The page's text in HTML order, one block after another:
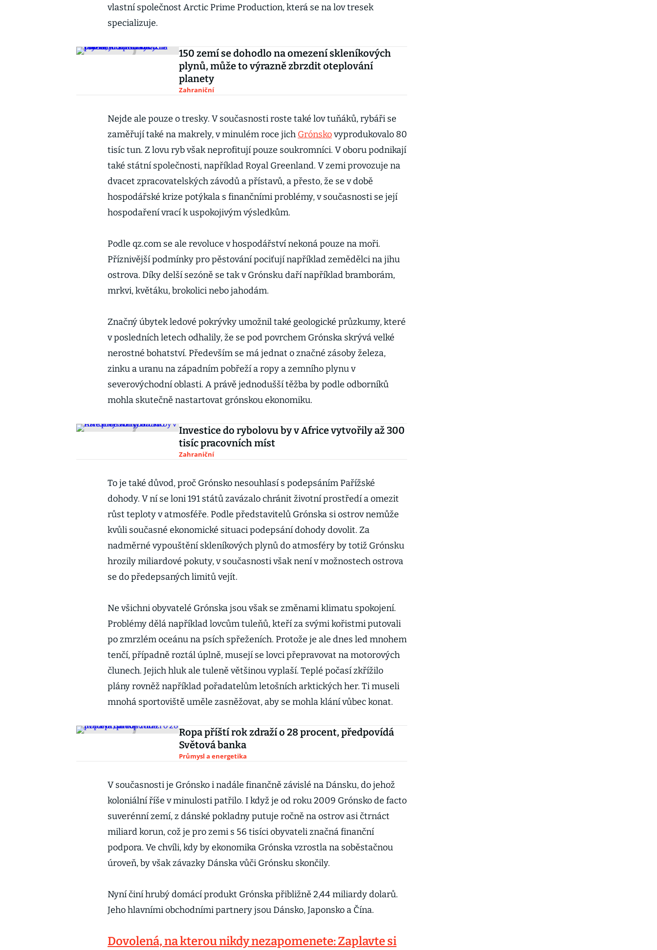
vlastní společnost Arctic Prime Production, která se na lov tresek
specializuje.
150 zemí se dohodlo na omezení skleníkových
plynů, může to výrazně zbrzdit oteplování
planety
Zahraniční
Nejde ale pouze o tresky. V současnosti roste také lov tuňáků, rybáři se
zaměřují také na makrely, v minulém roce jich Grónskovyprodukovalo 80
tisíc tun. Z lovu ryb však neprofitují pouze soukromníci. V oboru podnikají
také státní společnosti, například Royal Greenland. V zemi provozuje na
dvacet zpracovatelských závodů a přístavů, a přesto, že se v době
hospodářské krize potýkala s finančními problémy, v současnosti se její
hospodaření vrací k uspokojivým výsledkům.
Podle qz.com se ale revoluce v hospodářství nekoná pouze na moři.
Příznivější podmínky pro pěstování pociťují například zemědělci na jihu
ostrova. Díky delší sezóně se tak v Grónsku daří například bramborám,
mrkvi, květáku, brokolici nebo jahodám.
Značný úbytek ledové pokrývky umožnil také geologické průzkumy, které
v posledních letech odhalily, že se pod povrchem Grónska skrývá velké
nerostné bohatství. Především se má jednat o značné zásoby železa,
zinku a uranu na západním pobřeží a ropy a zemního plynu v
severovýchodní oblasti. A právě jednodušší těžba by podle odborníků
mohla skutečně nastartovat grónskou ekonomiku.
Investice do rybolovu by v Africe vytvořily až 300
tisíc pracovních míst
Zahraniční
To je také důvod, proč Grónsko nesouhlasí s podepsáním Pařížské
dohody. V ní se loni 191 států zavázalo chránit životní prostředí a omezit
růst teploty v atmosféře. Podle představitelů Grónska si ostrov nemůže
kvůli současné ekonomické situaci podepsání dohody dovolit. Za
nadměrné vypouštění skleníkových plynů do atmosféry by totiž Grónsku
hrozily miliardové pokuty, v současnosti však není v možnostech ostrova
se do předepsaných limitů vejít.
Ne všichni obyvatelé Grónska jsou však se změnami klimatu spokojení.
Problémy dělá například lovcům tuleňů, kteří za svými kořistmi putovali
po zmrzlém oceánu na psích spřeženích. Protože je ale dnes led mnohem
tenčí, případně roztál úplně, musejí se lovci přepravovat na motorových
člunech. Jejich hluk ale tuleně většinou vyplaší. Teplé počasí zkřížilo
plány rovněž například pořadatelům letošních arktických her. Ti museli
mnohá sportoviště uměle zasněžovat, aby se mohla klání vůbec konat.
Ropa příští rok zdraží o 28 procent, předpovídá
Světová banka
Průmysl a energetika
V současnosti je Grónsko i nadále finančně závislé na Dánsku, do jehož
koloniální říše v minulosti patřilo. I když je od roku 2009 Grónsko de facto
suverénní zemí, z dánské pokladny putuje ročně na ostrov asi čtrnáct
miliard korun, což je pro zemi s 56 tisíci obyvateli značná finanční
podpora. Ve chvíli, kdy by ekonomika Grónska vzrostla na soběstačnou
úroveň, by však závazky Dánska vůči Grónsku skončily.
Nyní činí hrubý domácí produkt Grónska přibližně 2,44 miliardy dolarů.
Jeho hlavními obchodními partnery jsou Dánsko, Japonsko a Čína.
Dovolená, na kterou nikdy nezapomenete: Zaplavte si